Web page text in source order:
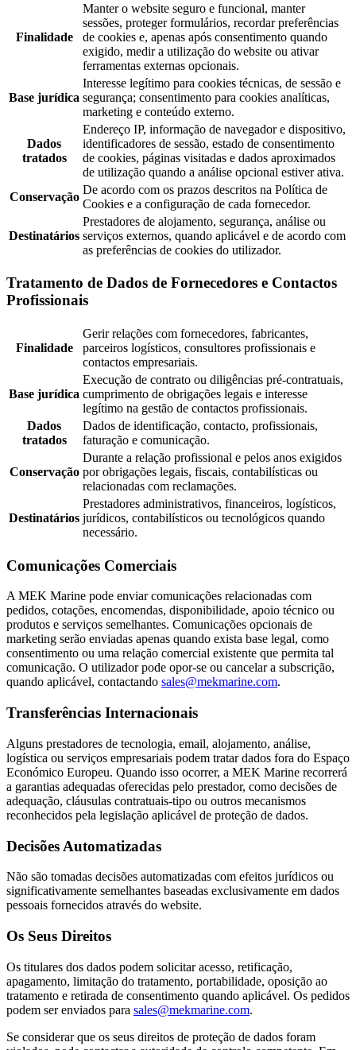
Finalidade
Manter o website seguro e funcional, manter
sessões, proteger formulários, recordar preferências
de cookies e, apenas após consentimento quando
exigido, medir a utilização do website ou ativar
ferramentas externas opcionais.
Base jurídica
Interesse legítimo para cookies técnicas, de sessão e
segurança; consentimento para cookies analíticas,
marketing e conteúdo externo.
Dados
tratados
Endereço IP, informação de navegador e dispositivo,
identificadores de sessão, estado de consentimento
de cookies, páginas visitadas e dados aproximados
de utilização quando a análise opcional estiver ativa.
Conservação
De acordo com os prazos descritos na Política de
Cookies e a configuração de cada fornecedor.
Destinatários
Prestadores de alojamento, segurança, análise ou
serviços externos, quando aplicável e de acordo com
as preferências de cookies do utilizador.
Tratamento de Dados de Fornecedores e Contactos
Profissionais
Finalidade
Gerir relações com fornecedores, fabricantes,
parceiros logísticos, consultores profissionais e
contactos empresariais.
Base jurídica
Execução de contrato ou diligências pré-contratuais,
cumprimento de obrigações legais e interesse
legítimo na gestão de contactos profissionais.
Dados
tratados
Dados de identificação, contacto, profissionais,
faturação e comunicação.
Conservação
Durante a relação profissional e pelos anos exigidos
por obrigações legais, fiscais, contabilísticas ou
relacionadas com reclamações.
Destinatários
Prestadores administrativos, financeiros, logísticos,
jurídicos, contabilísticos ou tecnológicos quando
necessário.
Comunicações Comerciais
A MEK Marine pode enviar comunicações relacionadas com
pedidos, cotações, encomendas, disponibilidade, apoio técnico ou
produtos e serviços semelhantes. Comunicações opcionais de
marketing serão enviadas apenas quando exista base legal, como
consentimento ou uma relação comercial existente que permita tal
comunicação. O utilizador pode opor-se ou cancelar a subscrição,
quando aplicável, contactando sales@mekmarine.com.
Transferências Internacionais
Alguns prestadores de tecnologia, email, alojamento, análise,
logística ou serviços empresariais podem tratar dados fora do Espaço
Económico Europeu. Quando isso ocorrer, a MEK Marine recorrerá
a garantias adequadas oferecidas pelo prestador, como decisões de
adequação, cláusulas contratuais-tipo ou outros mecanismos
reconhecidos pela legislação aplicável de proteção de dados.
Decisões Automatizadas
Não são tomadas decisões automatizadas com efeitos jurídicos ou
significativamente semelhantes baseadas exclusivamente em dados
pessoais fornecidos através do website.
Os Seus Direitos
Os titulares dos dados podem solicitar acesso, retificação,
apagamento, limitação do tratamento, portabilidade, oposição ao
tratamento e retirada de consentimento quando aplicável. Os pedidos
podem ser enviados para sales@mekmarine.com.
Se considerar que os seus direitos de proteção de dados foram